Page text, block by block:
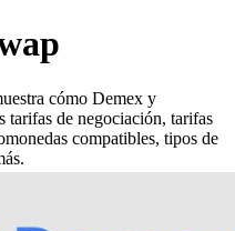
cómo Demex y
tarifas de negociación, tarifas
compatibles, tipos de